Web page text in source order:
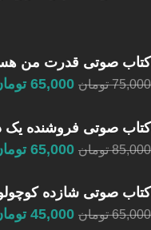
کتاب صوتی قدرت من
75,000 تومان 65,000
کتاب صوتی فروشنده یک
85,000 تومان 65,000
کتاب صوتی شازده
65,000 تومان 45,000